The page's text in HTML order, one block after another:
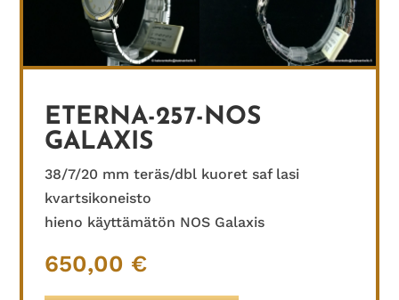
ETERNA-257-NOS
GALAXIS
38/7/20 mm teräs/dbl kuoret saf lasi
kvartsikoneisto
hieno käyttämätön NOS Galaxis
650,00 €